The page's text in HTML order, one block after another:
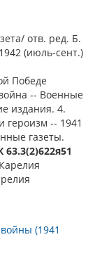
отв. ред. Б.
(июль-сент.)
Победе
-- Военные
издания. 4.
героизм -- 1941
газеты.
63.3(2)622я51
(1941